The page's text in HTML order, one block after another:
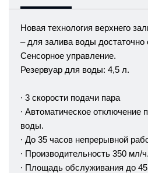
Новая технология верхнего
– для залива воды достаточно
Сенсорное управление.
Резервуар для воды: 4,5 л.
∙ 3 скорости подачи пара
∙ Автоматическое отключение
воды.
∙ До 35 часов непрерывной
∙ Производительность 350 мл/ч.
∙ Площадь обслуживания до